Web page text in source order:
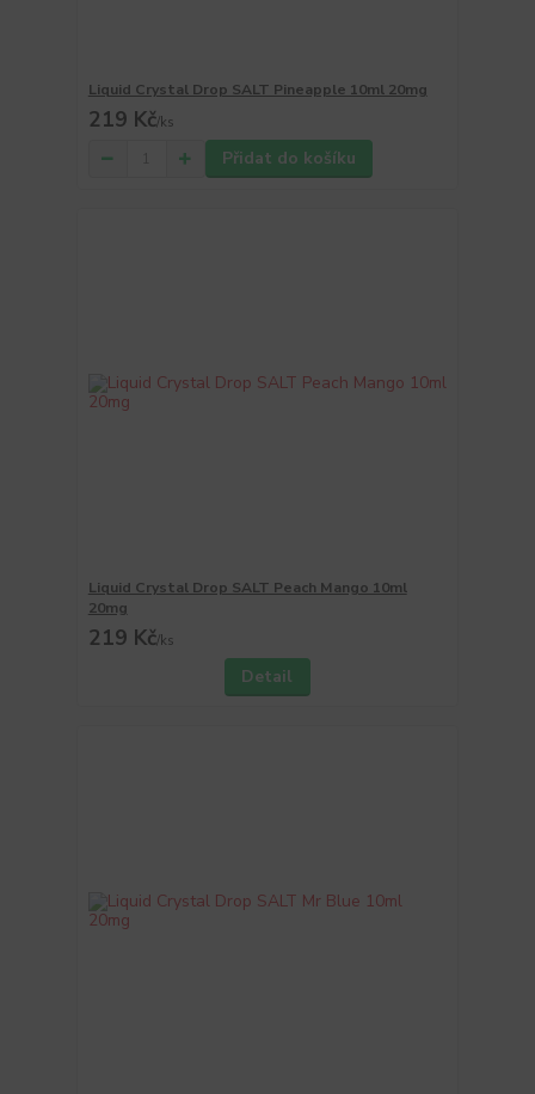
Liquid Crystal Drop SALT Pineapple 10ml 20mg
219 Kč/ks
Přidat do košíku
Liquid Crystal Drop SALT Peach Mango 10ml
20mg
219 Kč/ks
Detail